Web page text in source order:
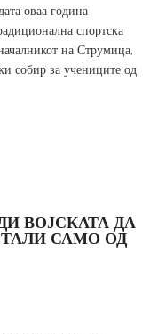
оваа година
спортска
на Струмица,
собир за учениците од
ВОЈСКАТА ДА
САМО ОД